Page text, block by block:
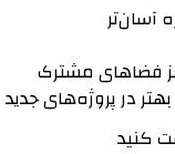
آسان‌تر
فضاهای مشترک
در پروژه‌های جدید
کنید